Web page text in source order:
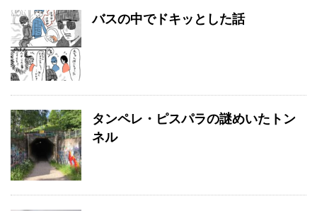
バスの中でドキッとした話
タンペレ・ピスパラの謎めいたトン
ネル